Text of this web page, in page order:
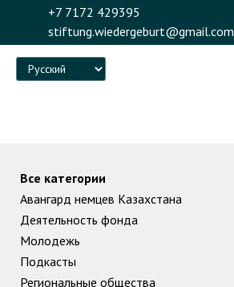
+7 7172 429395
stiftung.wiedergeburt@gmail.com
Language
Все категории
Авангард немцев Казахстана
Деятельность фонда
Молодежь
Подкасты
Региональные общества